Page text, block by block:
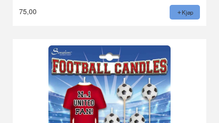
75,00 Kjøp